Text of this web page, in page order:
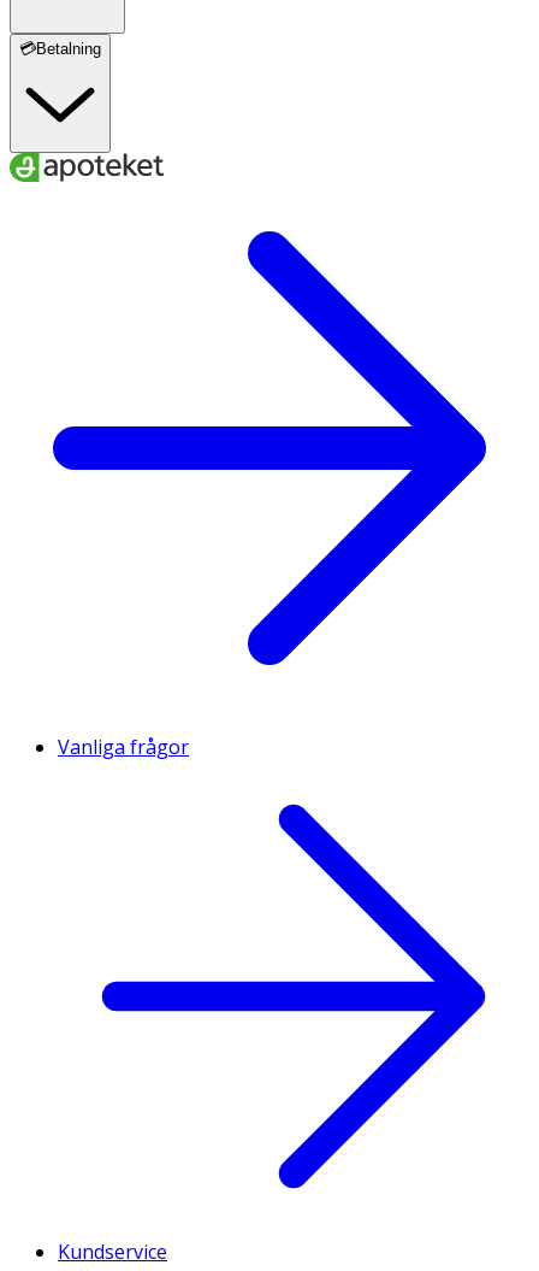
💳Betalning
Vanliga frågor
Kundservice